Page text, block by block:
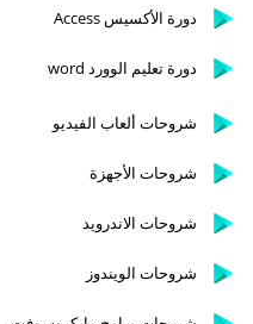
دورة الأكسيس Access
دورة تعليم الوورد word
شروحات ألعاب الفيديو
شروحات الأجهزة
شروحات الاندرويد
شروحات الويندوز